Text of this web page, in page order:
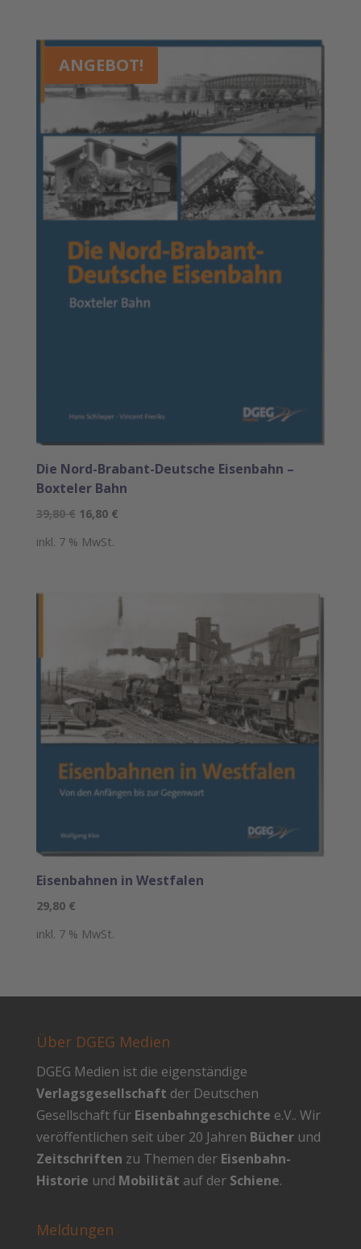
ANGEBOT!
Die Nord-Brabant-Deutsche Eisenbahn –
Boxteler Bahn
39,80€ Ursprünglicher
war:
16,80 €Aktueller
inkl. 7 % MwSt.
Eisenbahnen in Westfalen
29,80 €
inkl. 7 % MwSt.
Über DGEG Medien
DGEG Medien ist die eigenständige
Verlagsgesellschaft der Deutschen
Gesellschaft für Eisenbahngeschichte e.V.. Wir
veröffentlichen seit über 20 Jahren Bücherund
Zeitschriften zu Themen der Eisenbahn-
Historie und Mobilität auf der Schiene.
Meldungen